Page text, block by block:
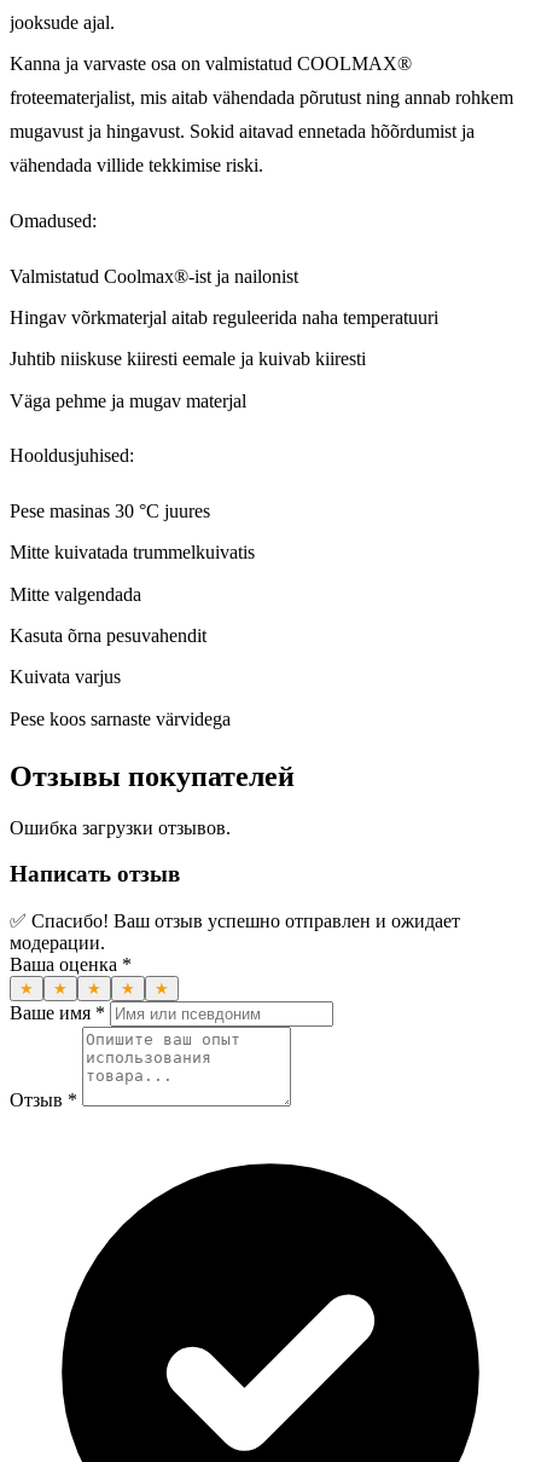
jooksude ajal.
Kanna ja varvaste osa on valmistatud COOLMAX®
froteematerjalist, mis aitab vähendada põrutust ning annab rohkem
mugavust ja hingavust. Sokid aitavad ennetada hõõrdumist ja
vähendada villide tekkimise riski.
Omadused:
Valmistatud Coolmax®-ist ja nailonist
Hingav võrkmaterjal aitab reguleerida naha temperatuuri
Juhtib niiskuse kiiresti eemale ja kuivab kiiresti
Väga pehme ja mugav materjal
Hooldusjuhised:
Pese masinas 30 °C juures
Mitte kuivatada trummelkuivatis
Mitte valgendada
Kasuta õrna pesuvahendit
Kuivata varjus
Pese koos sarnaste värvidega
Отзывы покупателей
Ошибка загрузки отзывов.
Написать отзыв
✅ Спасибо! Ваш отзыв успешно отправлен и ожидает
модерации.
Ваша оценка *
★ ★ ★ ★ ★
Ваше имя *
Отзыв *
Перейти к товару